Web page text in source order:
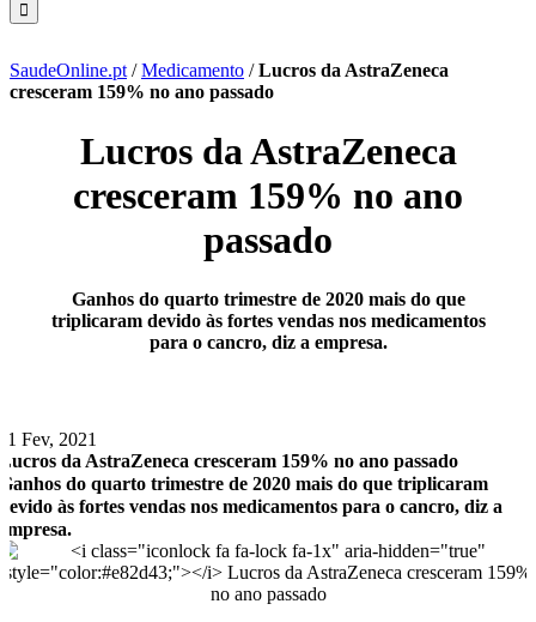
SaudeOnline.pt /Medicamento /Lucros da AstraZeneca
cresceram 159% no ano passado
Lucros da AstraZeneca
cresceram 159% no ano
passado
Ganhos do quarto trimestre de 2020 mais do que
triplicaram devido às fortes vendas nos medicamentos
para o cancro, diz a empresa.
11 Fev, 2021
Lucros da AstraZeneca cresceram 159% no ano passado
Ganhos do quarto trimestre de 2020 mais do que triplicaram
devido às fortes vendas nos medicamentos para o cancro, diz a
empresa.